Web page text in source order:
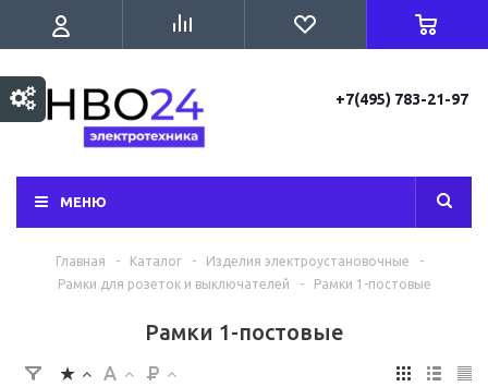
+7(495) 783-21-97
МЕНЮ
Главная - Каталог - Изделия электроустановочные
-
Рамки для розеток и выключателей
- Рамки 1-постовые
Рамки 1-постовые